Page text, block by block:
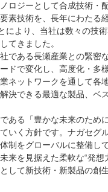
ロジーとして合成技術・
素技術を、長年にわたる
により、当社は数々の技
てきました。
である長瀬産業との緊密
ドで変化し、高度化・多
ネットワークを通して各
決できる最適な製品、ベ
ある「豊かな未来のため
いく方針です。ナガセグ
制をグローバルに整備し
来を見据えた柔軟な“発
して新技術・新製品の創